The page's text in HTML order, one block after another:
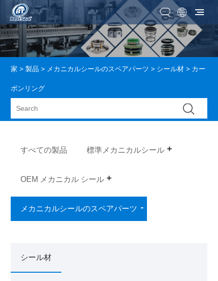
家 > 製品 > メカニカルシールのスペアパーツ > シール材 > カー
ボンリング
すべての製品 標準メカニカルシール
OEM メカニカル シール
メカニカルシールのスペアパーツ
シール材